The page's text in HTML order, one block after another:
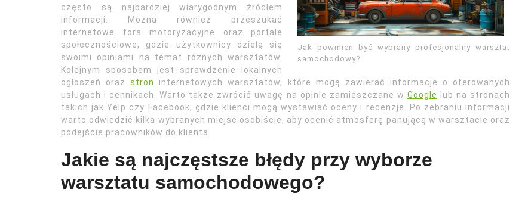
Jak powinien być wybrany profesjonalny warsztat
samochodowy?
często są najbardziej wiarygodnym źródłem
informacji. Można również przeszukać
internetowe fora motoryzacyjne oraz portale
społecznościowe, gdzie użytkownicy dzielą się
swoimi opiniami na temat różnych warsztatów.
Kolejnym sposobem jest sprawdzenie lokalnych
ogłoszeń orazstron
internetowych warsztatów, które mogą zawierać informacje o oferowanych
usługach i cennikach. Warto także zwrócić uwagę na opinie zamieszczane w Google
lub na stronach
takich jak Yelp czy Facebook, gdzie klienci mogą wystawiać oceny i recenzje. Po zebraniu informacji
warto odwiedzić kilka wybranych miejsc osobiście, aby ocenić atmosferę panującą w warsztacie oraz
podejście pracowników do klienta.
Jakie są najczęstsze błędy przy wyborze
warsztatu samochodowego?